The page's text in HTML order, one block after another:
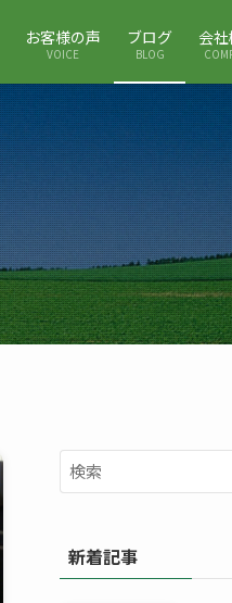
お客様の声
VOICE
ブログ
BLOG
会
新着記事